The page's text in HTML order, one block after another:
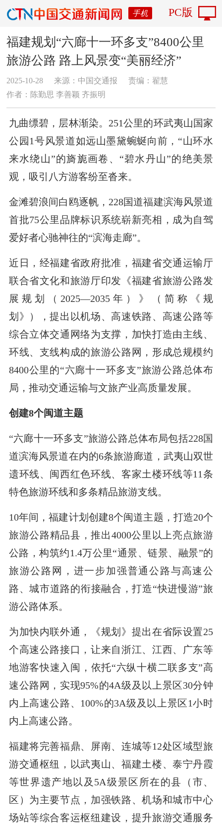
手机 PC版
福建规划“六廊十一环多支”8400公里
旅游公路 路上风景变“美丽经济”
2025-10-28 来源：中国交通报
责编：翟慧
作者：陈勤思 李善颖 齐振明
九曲缥碧，层林渐染。251公里的环武夷山国家
公园1号风景道如远山墨黛蜿蜒向前，“山环水
来水绕山”的旖旎画卷、“碧水丹山”的绝美景
观，吸引八方游客纷至沓来。
金滩碧浪间白鸥逐帆，228国道福建滨海风景道
首批75公里品牌标识系统崭新亮相，成为自驾
爱好者心驰神往的“滨海走廊”。
近日，经福建省政府批准，福建省交通运输厅
联合省文化和旅游厅印发《福建省旅游公路发
展规划（2025—2035年）》（简称《规
划》），提出以机场、高速铁路、高速公路等
综合立体交通网络为支撑，加快打造由主线、
环线、支线构成的旅游公路网，形成总规模约
8400公里的“六廊十一环多支”旅游公路总体布
局，推动交通运输与文旅产业高质量发展。
创建8个闽道主题
“六廊十一环多支”旅游公路总体布局包括228国
道滨海风景道在内的6条旅游廊道，武夷山双世
遗环线、闽西红色环线、客家土楼环线等11条
特色旅游环线和多条精品旅游支线。
10年间，福建计划创建8个闽道主题，打造20个
旅游公路精品县，推出4000公里以上亮点旅游
公路，构筑约1.4万公里“通景、链景、融景”的
旅游公路网，进一步加强普通公路与高速公
路、城市道路的衔接融合，打造“快进慢游”旅
游公路体系。
为加快内联外通，《规划》提出在省际设置25
个高速公路接口，让来自浙江、江西、广东等
地游客快速入闽，依托“六纵十横二联多支”高
速公路网，实现95%的4A级及以上景区30分钟
内上高速公路、100%的3A级及以上景区1小时
内上高速公路。
福建将完善福鼎、屏南、连城等12处区域型旅
游交通枢纽，以武夷山、福建土楼、泰宁丹霞
等世界遗产地以及5A级景区所在的县（市、
区）为主要节点，加强铁路、机场和城市中心
场站等综合客运枢纽建设，提升旅游交通服务